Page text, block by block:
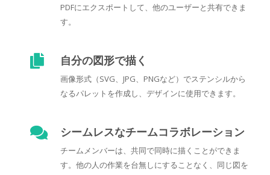
PDFにエクスポートして、他のユーザーと共有できま
す。
自分の図形で描く
画像形式（SVG、JPG、PNGなど）でステンシルから
なるパレットを作成し、デザインに使用できます。
シームレスなチームコラボレーション
チームメンバーは、共同で同時に描くことができま
す。他の人の作業を台無しにすることなく、同じ図を